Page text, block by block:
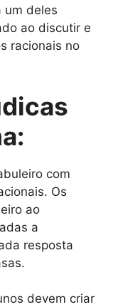
um deles
ao discutir e
racionais no
com
Os
ao
a
resposta
devem criar